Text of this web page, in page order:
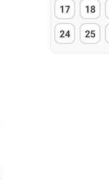
17 18
24 25